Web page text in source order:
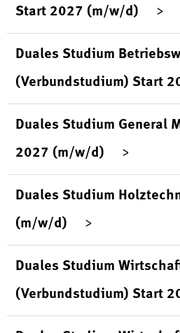
Start 2027 (m/w/d)
Duales Studium
(Verbundstudium) Start
Duales Studium General
2027 (m/w/d)
Duales Studium
(m/w/d)
Duales Studium
(Verbundstudium) Start